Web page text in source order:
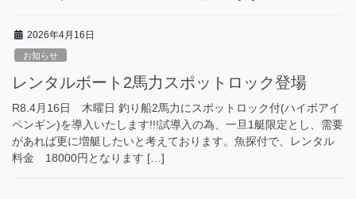
2026年4月16日
お知らせ
レンタルボート2馬力スポットロック登場
R8.4月16日 木曜日 釣り船2馬力にスポットロック付(ハイボアイ
ペンギン)を導入いたします!!!試導入の為、一旦1艇限定とし、需要
があれば更に増艇したいと考えております。魚探付で、レンタル
料金 18000円となります […]